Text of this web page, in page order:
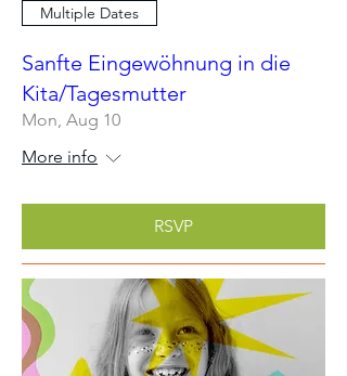
Multiple Dates
Sanfte Eingewöhnung in die
Kita/Tagesmutter
Mon, Aug 10
More info
RSVP